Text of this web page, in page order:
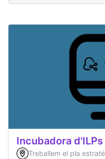
Incubadora d'ILPs
Treballem el pla